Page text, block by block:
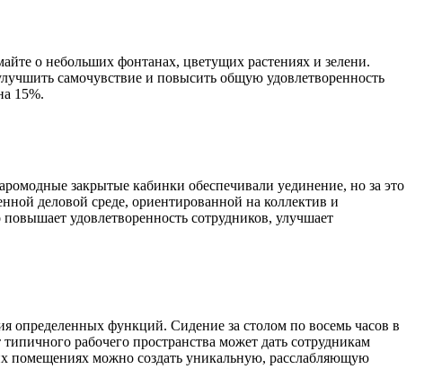
о небольших фонтанах, цветущих растениях и зелени.
самочувствие и повысить общую удовлетворенность
15%.
закрытые кабинки обеспечивали уединение, но за это
деловой среде, ориентированной на коллектив и
удовлетворенность сотрудников, улучшает
функций. Сидение за столом по восемь часов в
рабочего пространства может дать сотрудникам
помещениях можно создать уникальную, расслабляющую